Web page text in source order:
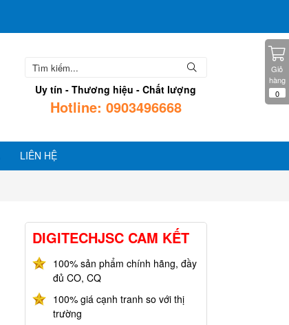
Uy tín - Thương hiệu - Chất lượng
Hotline: 0903496668
LIÊN HỆ
Giỏ
hàng
0
DIGITECHJSC CAM KẾT
100% sản phẩm chính hãng, đầy
đủ CO, CQ
100% giá cạnh tranh so với thị
trường